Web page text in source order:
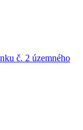
č. 2 územného